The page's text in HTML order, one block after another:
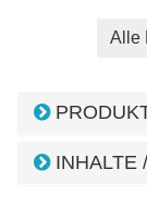
Alle
INHALTE